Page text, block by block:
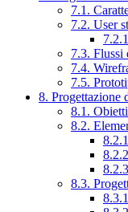
7.1.
7.2. User
7.3. Flussi
7.4.
7.5.
8. Progettazione
8.1.
8.2.
8.3.